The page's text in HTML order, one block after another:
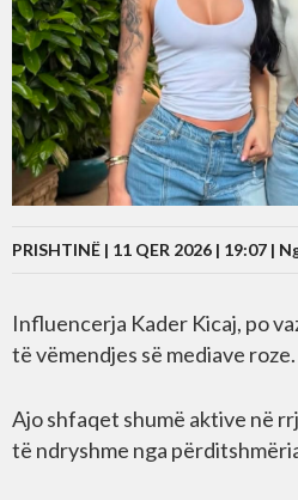
PRISHTINË | 11 QER 2026 | 19:07 |
Influencerja Kader Kicaj, po
të vëmendjes së mediave roze.
Ajo shfaqet shumë aktive në
të ndryshme nga